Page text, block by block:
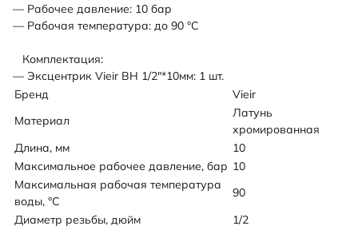
— Рабочее давление: 10 бар
— Рабочая температура: до 90 °С
Комплектация:
— Эксцентрик Vieir ВН 1/2"*10мм: 1 шт.
Бренд
Vieir
Материал
Латунь
хромированная
Длина, мм
10
Максимальное рабочее давление, бар 10
Максимальная рабочая температура
воды, °C
90
Диаметр резьбы, дюйм
1/2